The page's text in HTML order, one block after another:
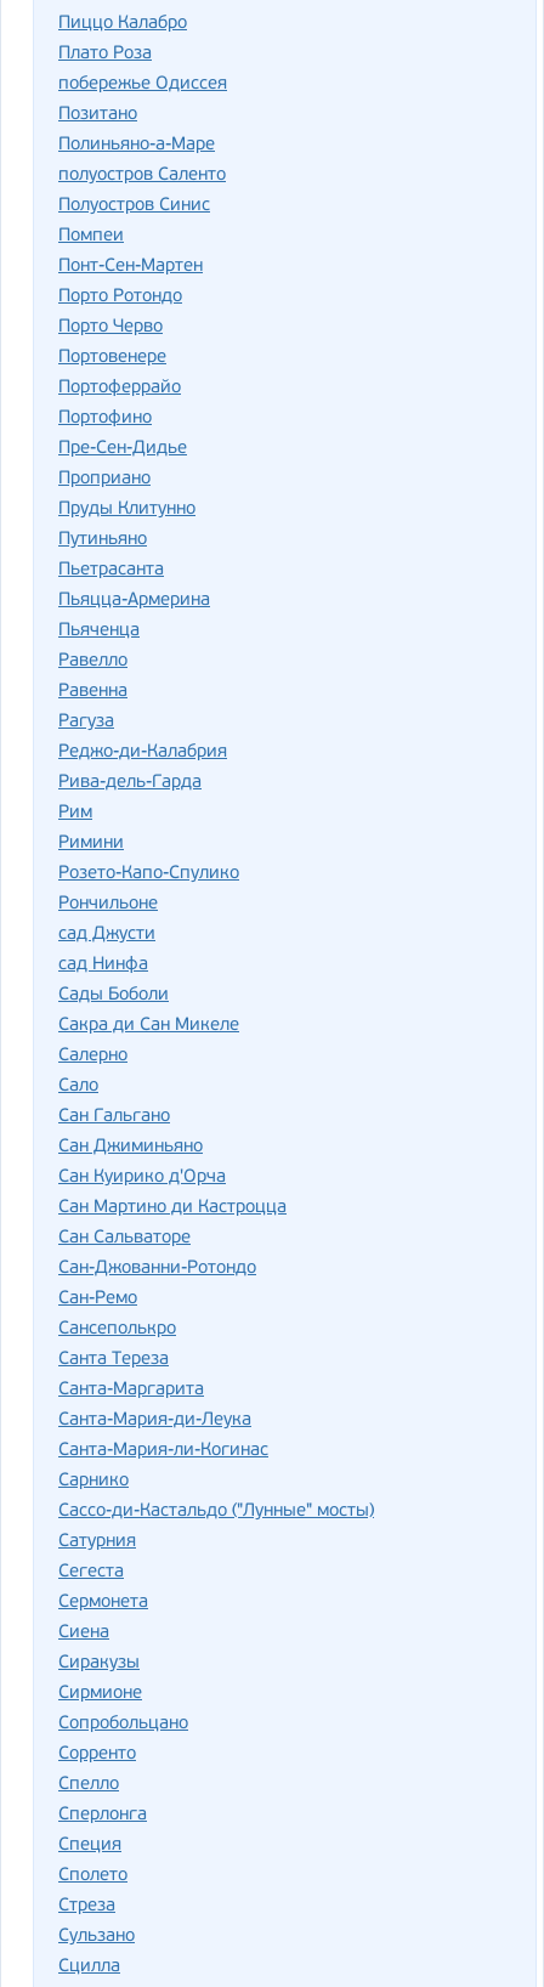
Пиццо Калабро
Плато Роза
побережье Одиссея
Позитано
Полиньяно-а-Маре
полуостров Саленто
Полуостров Синис
Помпеи
Понт-Сен-Мартен
Порто Ротондо
Порто Черво
Портовенере
Портоферрайо
Портофино
Пре-Сен-Дидье
Проприано
Пруды Клитунно
Путиньяно
Пьетрасанта
Пьяцца-Армерина
Пьяченца
Равелло
Равенна
Рагуза
Реджо-ди-Калабрия
Рива-дель-Гарда
Рим
Римини
Розето-Капо-Спулико
Рончильоне
сад Джусти
сад Нинфа
Сады Боболи
Сакра ди Сан Микеле
Салерно
Сало
Сан Гальгано
Сан Джиминьяно
Сан Куирико д'Орча
Сан Мартино ди Кастроцца
Сан Сальваторе
Сан-Джованни-Ротондо
Сан-Ремо
Сансеполькро
Санта Тереза
Санта-Маргарита
Санта-Мария-ди-Леука
Санта-Мария-ли-Когинас
Сарнико
Сассо-ди-Кастальдо ("Лунные" мосты)
Сатурния
Сегеста
Сермонета
Сиена
Сиракузы
Сирмионе
Сопробольцано
Сорренто
Спелло
Сперлонга
Специя
Сполето
Стреза
Сульзано
Сцилла